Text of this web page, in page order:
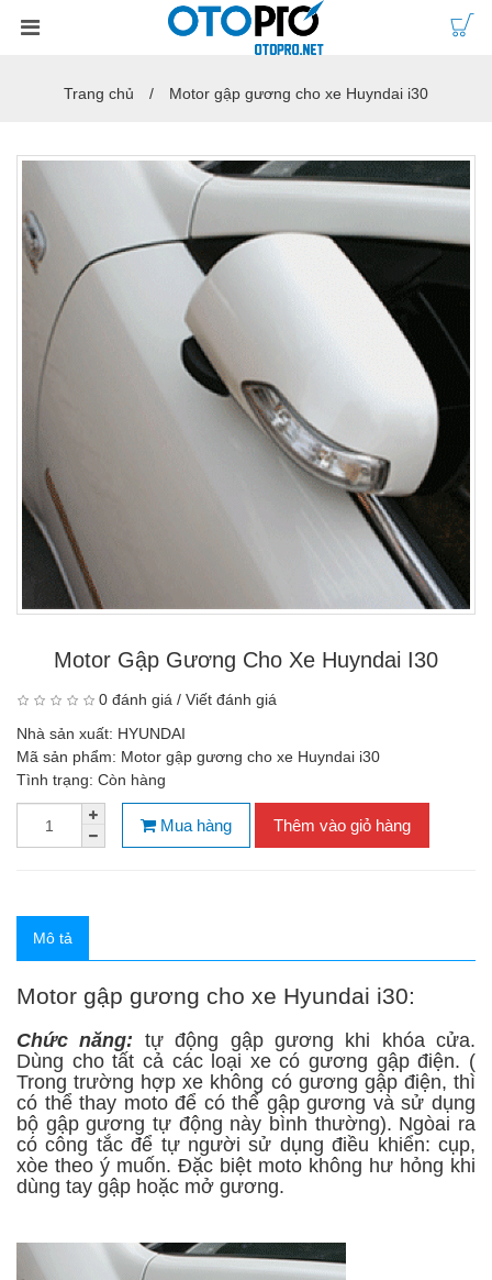
Trang chủ Motor gập gương cho xe Huyndai i30
Motor Gập Gương Cho Xe Huyndai I30
0 đánh giá / Viết đánh giá
Nhà sản xuất: HYUNDAI
Mã sản phẩm: Motor gập gương cho xe Huyndai i30
Tình trạng: Còn hàng
Mua hàng Thêm vào giỏ hàng
Mô tả
Motor gập gương cho xe Hyundai i30:
Chức năng: tự động gập gương khi khóa cửa.
Dùng cho tất cả các loại xe có gương gập điện. (
Trong trường hợp xe không có gương gập điện, thì
có thể thay moto để có thể gập gương và sử dụng
bộ gập gương tự động này bình thường). Ngòai ra
có công tắc để tự người sử dụng điều khiển: cụp,
xòe theo ý muốn. Đặc biệt moto không hư hỏng khi
dùng tay gập hoặc mở gương.